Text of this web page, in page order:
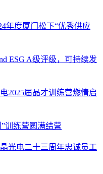
年度厦门松下“优秀供应
ESG A级评级，可持续发
2025届晶才训练营燃情启
训练营圆满结营
光电二十三周年忠诚员工